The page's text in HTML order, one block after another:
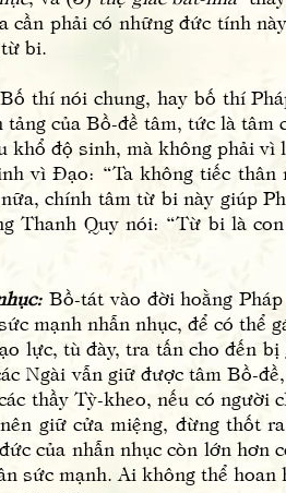
cần phải có những đức tính
bi.
thí nói chung, hay bố thí
của Bồ-đề tâm, tức là
khổ độ sinh, mà không phải
vì Đạo: “Ta không tiếc
chính tâm từ bi này giúp
Thanh Quy nói: “Từ bi là
Bồ-tát vào đời hoằng
mạnh nhẫn nhục, để có thể
lực, tù đày, tra tấn cho đến
Ngài vẫn giữ được tâm Bồ-
thầy Tỳ-kheo, nếu có
giữ cửa miệng, đừng thốt
của nhẫn nhục còn lớn
sức mạnh. Ai không thể